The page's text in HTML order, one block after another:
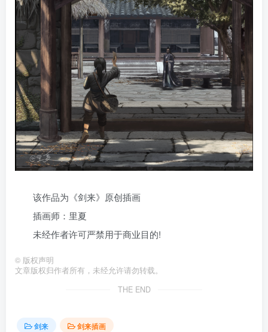
该作品为《剑来》原创插画
插画师：里夏
未经作者许可严禁用于商业目的!
© 版权声明
文章版权归作者所有，未经允许请勿转载。
THE END
剑来
剑来插画